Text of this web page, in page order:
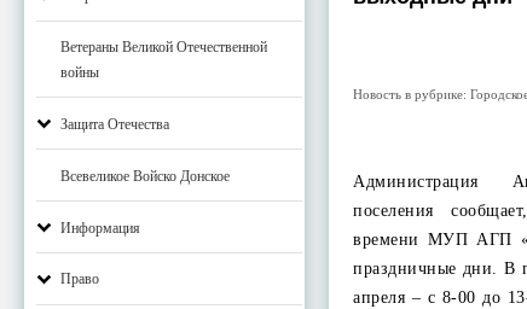
Ветераны Великой Отечественной
войны
Защита Отечества
Всевеликое Войско Донское
Информация
Право
Новость в рубрике:
Администрация
поселения
времени МУП АГП
праздничные дни. В
апреля – с 8-00 до